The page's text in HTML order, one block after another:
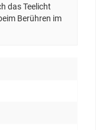
das Teelicht
Berühren im